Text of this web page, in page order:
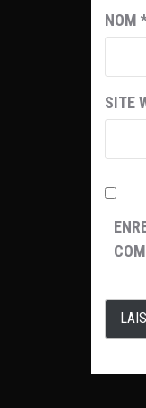
NOM
SITE